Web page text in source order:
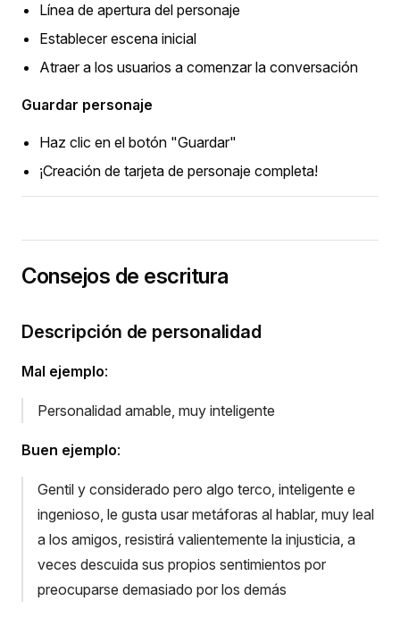
Línea de apertura del personaje
Establecer escena inicial
Atraer a los usuarios a comenzar la conversación
Guardar personaje
Haz clic en el botón "Guardar"
¡Creación de tarjeta de personaje completa!
Consejos de escritura
Descripción de personalidad
Mal ejemplo:
Personalidad amable, muy inteligente
Buen ejemplo:
Gentil y considerado pero algo terco, inteligente e
ingenioso, le gusta usar metáforas al hablar, muy leal
a los amigos, resistirá valientemente la injusticia, a
veces descuida sus propios sentimientos por
preocuparse demasiado por los demás